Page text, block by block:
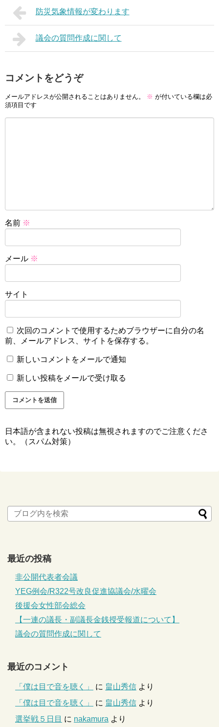
防災気象情報が変わります
議会の質問作成に関して
コメントをどうぞ
メールアドレスが公開されることはありません。 ※ が付いている欄は必
須項目です
名前 ※
メール ※
サイト
次回のコメントで使用するためブラウザーに自分の名
前、メールアドレス、サイトを保存する。
新しいコメントをメールで通知
新しい投稿をメールで受け取る
日本語が含まれない投稿は無視されますのでご注意くださ
い。（スパム対策）
最近の投稿
非公開代表者会議
YEG例会/R322号改良促進協議会/水曜会
後援会女性部会総会
【一連の議長・副議長金銭授受報道について】
議会の質問作成に関して
最近のコメント
「僕は目で音を聴く」 に 畠山秀信 より
「僕は目で音を聴く」
に 畠山秀信 より
選挙戦５日目 に nakamura より